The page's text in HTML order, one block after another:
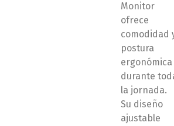
Monitor
ofrece
comodidad
postura
ergonómica
durante
la jornada.
Su diseño
ajustable